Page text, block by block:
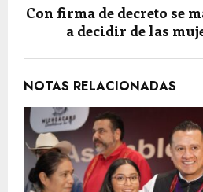
Con firma de decreto se
a decidir de las
NOTAS RELACIONADAS